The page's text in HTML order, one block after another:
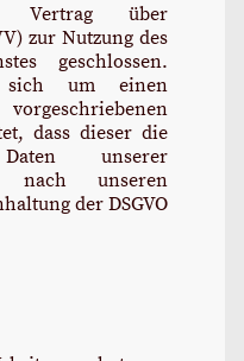
über
zur Nutzung des
geschlossen.
um einen
dass dieser die
Daten unserer
nach unseren
der DSGVO